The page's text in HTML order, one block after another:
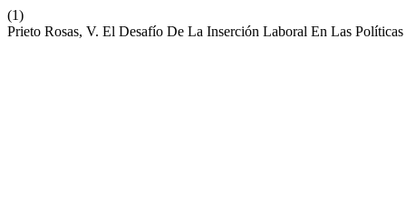
(1)
Prieto Rosas, V. El Desafío De La Inserción Laboral En Las